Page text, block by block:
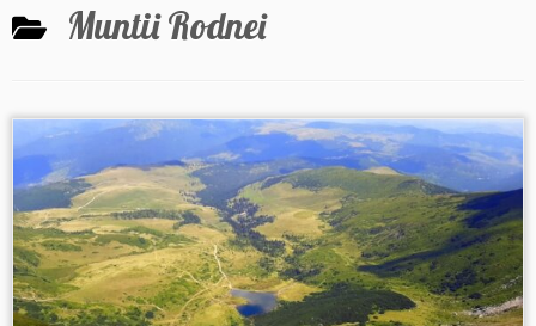
Muntii Rodnei